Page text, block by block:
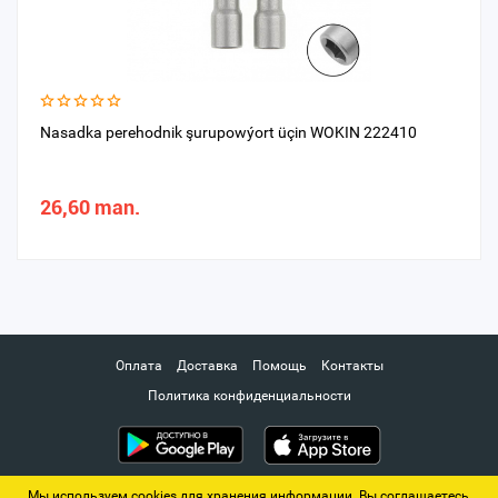
Nasadka perehodnik şurupowýort üçin WOKIN 222410
26,60 man.
Оплата Доставка Помощь
Контакты
Политика конфиденциальности